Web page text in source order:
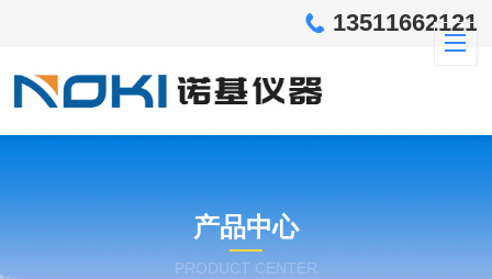
13511662121
产品中心
PRODUCT CENTER